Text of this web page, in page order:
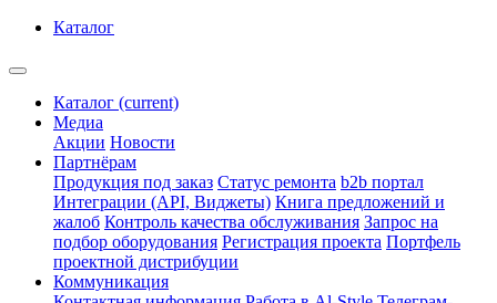
Каталог
Каталог (current)
Медиа
Акции Новости
Партнёрам
Продукция под заказ Статус ремонта b2b портал
Интеграции (API, Виджеты) Книга предложений и
жалоб Контроль качества обслуживания Запрос на
подбор оборудования Регистрация проекта Портфель
проектной дистрибуции
Коммуникация